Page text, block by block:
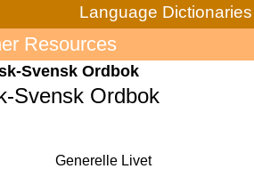
Language Dictionaries
Resources
Svensk Ordbok
Svensk Ordbok
Generelle Livet